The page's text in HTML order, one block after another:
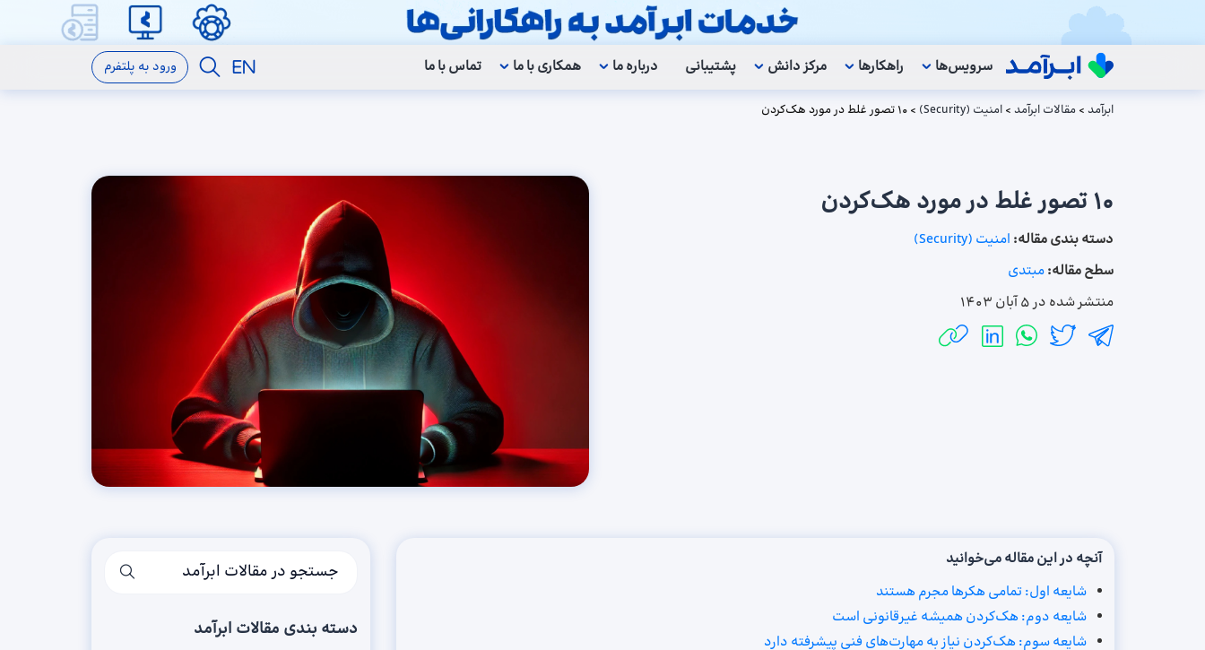
ورود به پلتفرم سرویس‌ها راهکار‌ها مرکز دانش پشتیبانی درباره ما همکاری با ما تماس با ما
ابرآمد > مقالات ابرآمد > امنیت (Security) > ۱۰ تصور غلط در مورد هک‌کردن
۱۰ تصور غلط در مورد هک‌کردن
دسته بندی مقاله: امنیت (Security)
سطح مقاله:مبتدی
منتشر شده در5 آبان 1403
آنچه در این مقاله می‌خوانید
شایعه اول: تمامی هکرها مجرم هستند
شایعه دوم: هک‌کردن همیشه غیرقانونی است
شایعه سوم: هک‌کردن نیاز به مهارت‌های فنی پیشرفته دارد
دسته بندی مقالات ابرآمد